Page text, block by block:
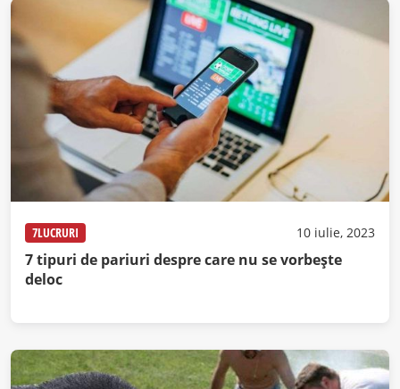
7LUCRURI 10 iulie, 2023
7 tipuri de pariuri despre care nu se vorbește
deloc